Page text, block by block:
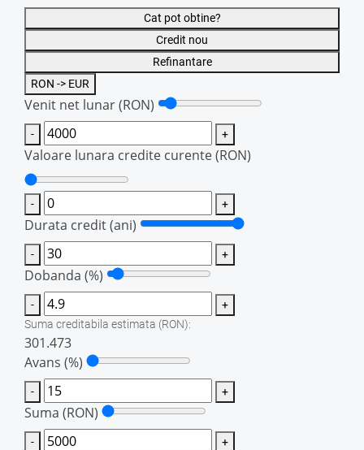
Cat pot obtine?
Credit nou
Refinantare
RON -> EUR
Venit net lunar(RON)
- +
Valoare lunara credite curente(RON)
- +
Durata credit (ani)
- +
Dobanda (%)
- +
Suma creditabila estimata (RON):
301.473
Avans (%)
- +
Suma (RON)
- +